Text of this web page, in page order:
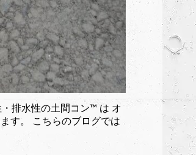
排水性の土間コン™︎ は オ
す。 こちらのブログでは